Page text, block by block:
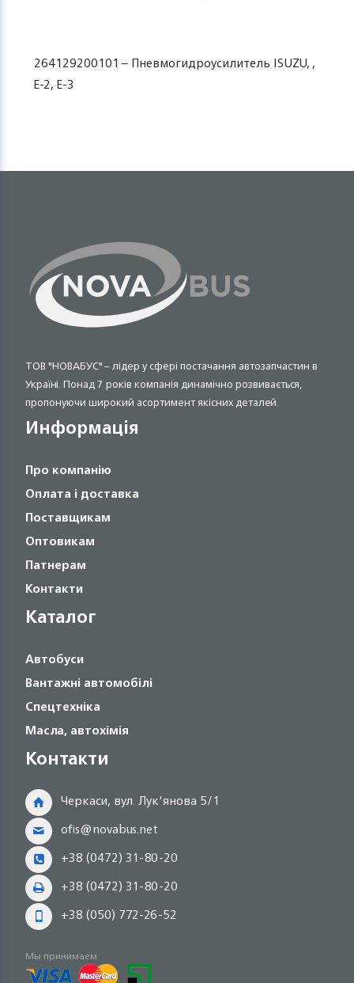
264129200101 – Пневмогидроусилитель ISUZU, ,
E-2, E-3
ТОВ "НОВАБУС" – лідер у сфері постачання автозапчастин в
Україні. Понад 7 років компанія динамічно розвивається,
пропонуючи широкий асортимент якісних деталей.
Информація
Про компанію
Оплата і доставка
Поставщикам
Оптовикам
Патнерам
Контакти
Каталог
Автобуси
Вантажні автомобілі
Спецтехніка
Масла, автохімія
Контакти
Черкаси, вул. Лук'янова 5/1
ofis@novabus.net
+38 (0472) 31-80-20
+38 (0472) 31-80-20
+38 (050) 772-26-52
Мы принимаем